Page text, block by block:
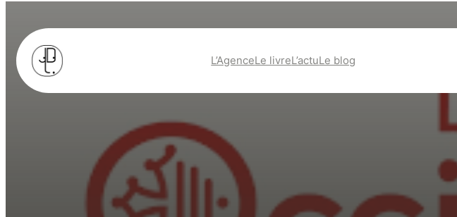
L’AgenceLe livreL’actuLe blog